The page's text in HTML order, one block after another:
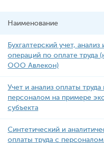
Наименование
Бухгалтерский учет, анализ
операций по оплате труда
ООО Авлекон)
Учет и анализ оплаты труда
персоналом на примере
субъекта
Синтетический и
оплаты труда с